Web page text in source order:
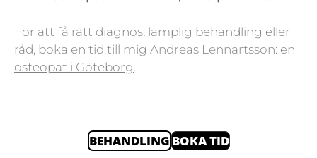
För att få rätt diagnos, lämplig behandling eller
råd, boka en tid till mig Andreas Lennartsson: en
osteopat i Göteborg.
BEHANDLINGBOKA TID